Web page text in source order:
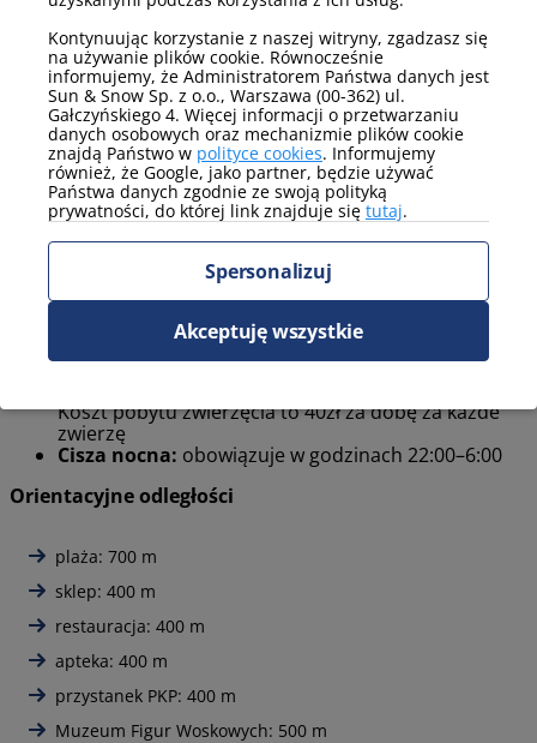
Co warto zrobić w Jastrzębiej Górze latem?
kąpiele morskie i plażowanie
wycieczki rowerowe i piesze po okolicznych trasach
Zasady panujące w obiekcie
Zameldowanie / wymeldowanie:
od godziny 16:00, Wymeldowanie do godziny 11:00.
Wcześniejsze zameldowanie/późniejsze
wymeldowanie można ustalić indywidualnie w
biurze lokalnym.
Pobyt zwierząt:możliwy w wybranych
Koszt pobytu zwierzęcia to 40zł za dobę za każde
zwierzę
Cisza nocna: obowiązuje w godzinach 22:00–6:00
Orientacyjne odległości
plaża: 700 m
sklep: 400 m
restauracja: 400 m
apteka: 400 m
przystanek PKP: 400 m
Muzeum Figur Woskowych: 500 m
Kontynuując korzystanie z naszej witryny, zgadzasz się
na używanie plików cookie. Równocześnie
informujemy, że Administratorem Państwa danych jest
Sun & Snow Sp. z o.o., Warszawa (00-362) ul.
Gałczyńskiego 4. Więcej informacji o przetwarzaniu
danych osobowych oraz mechanizmie plików cookie
znajdą Państwo w polityce cookies. Informujemy
również, że Google, jako partner, będzie używać
Państwa danych zgodnie ze swoją polityką
prywatności, do której link znajduje się tutaj.
Spersonalizuj
Akceptuję wszystkie